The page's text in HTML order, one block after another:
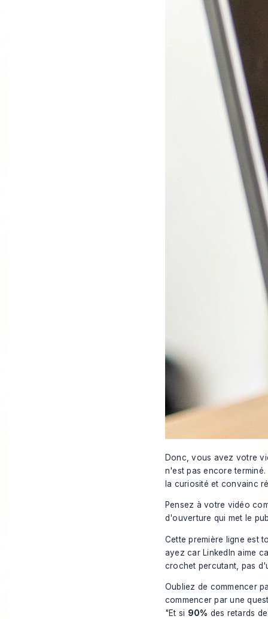
Donc, vous avez votre
n'est pas encore
la curiosité et convainc
Pensez à votre vidéo
d'ouverture qui met le
Cette première ligne est
ayez car LinkedIn aime
crochet percutant, pas
Oubliez de commencer
commencer par une
"Et si 90% des retards